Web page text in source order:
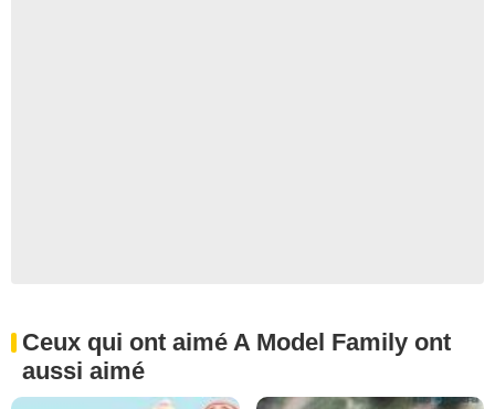
Ceux qui ont aimé A Model Family ont
aussi aimé